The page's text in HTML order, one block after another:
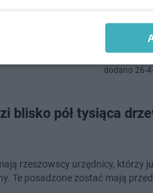
dodano 26-
blisko pół tysiąca
rzeszowscy urzędnicy, którzy
Te posadzone zostać mają